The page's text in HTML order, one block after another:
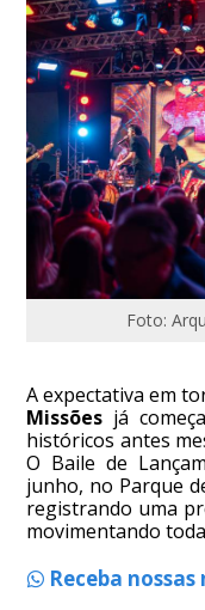
Foto:
A expectativa em
Missões já
históricos antes
O Baile de
junho, no Parque
registrando uma
movimentando
Receba